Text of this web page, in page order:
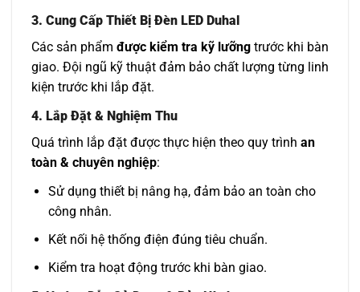
3. Cung Cấp Thiết Bị Đèn LED Duhal
Các sản phẩm được kiểm tra kỹ lưỡng trước khi bàn
giao. Đội ngũ kỹ thuật đảm bảo chất lượng từng linh
kiện trước khi lắp đặt.
4. Lắp Đặt & Nghiệm Thu
Quá trình lắp đặt được thực hiện theo quy trình an
toàn & chuyên nghiệp:
Sử dụng thiết bị nâng hạ, đảm bảo an toàn cho
công nhân.
Kết nối hệ thống điện đúng tiêu chuẩn.
Kiểm tra hoạt động trước khi bàn giao.